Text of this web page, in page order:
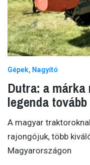
Gépek Nagyító
Dutra: a
legenda tovább
A magyar
rajongójuk, több
Magyarországon